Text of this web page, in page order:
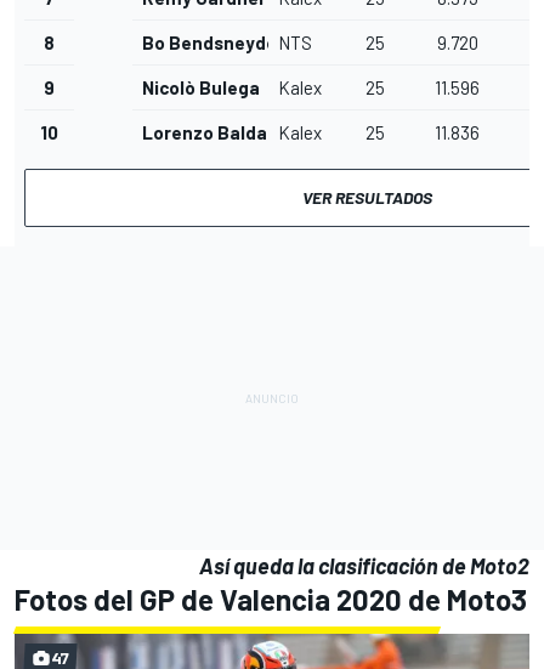
8 Bo BendsneyderNTS 25 9.720
9 Nicolò Bulega Kalex 25 11.596
10 Lorenzo Baldassarri
Kalex 25 11.836
VER RESULTADOS
Así queda la clasificación de Moto2
Fotos del GP de Valencia 2020 de Moto3
47